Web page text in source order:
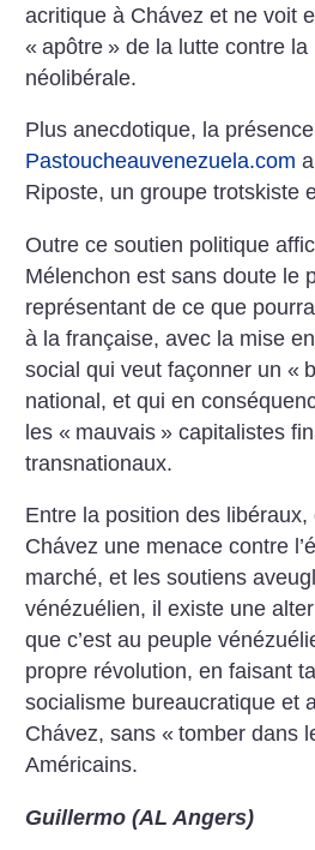
acritique à Chávez et ne voit
« apôtre » de la lutte contre la
néolibérale.
Plus anecdotique, la
Pastoucheauvenezuela.com
Riposte, un groupe trotskiste
Outre ce soutien politique
Mélenchon est sans doute le
représentant de ce que
à la française, avec la mise
social qui veut façonner un «
national, et qui en
les « mauvais » capitalistes
transnationaux.
Entre la position des
Chávez une menace contre
marché, et les soutiens
vénézuélien, il existe une
que c’est au peuple
propre révolution, en faisant
socialisme bureaucratique et
Chávez, sans « tomber dans
Américains.
Guillermo (AL Angers)